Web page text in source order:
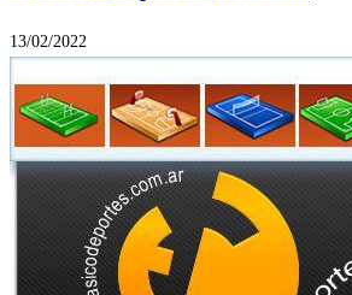
13/02/2022